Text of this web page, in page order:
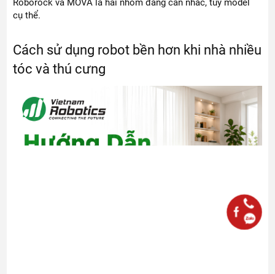
Roborock và MOVA là hai nhóm đáng cân nhắc, tuỳ model
cụ thể.
Cách sử dụng robot bền hơn khi nhà nhiều
tóc và thú cưng